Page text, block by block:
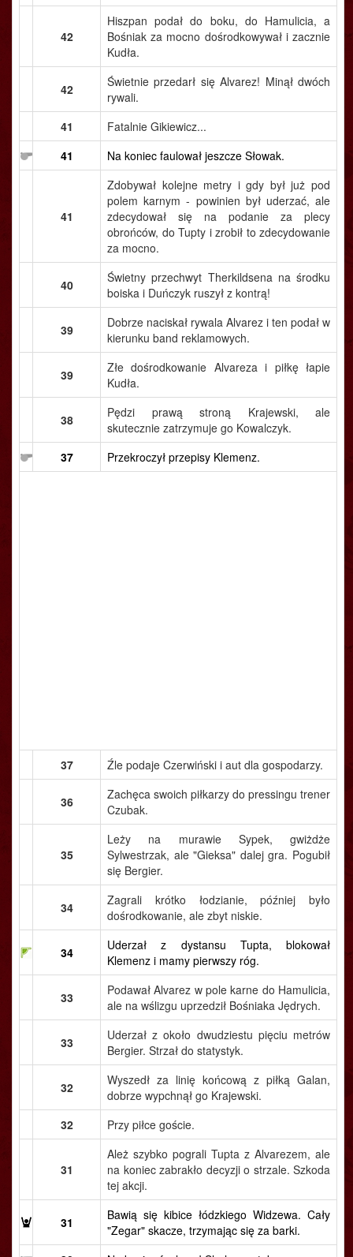
42
Hiszpan podał do boku, do Hamulicia, a
Bośniak za mocno dośrodkowywał i zacznie
Kudła.
42
Świetnie przedarł się Alvarez! Minął dwóch
rywali.
41
Fatalnie Gikiewicz...
41
Na koniec faulował jeszcze Słowak.
41
Zdobywał kolejne metry i gdy był już pod
polem karnym - powinien był uderzać, ale
zdecydował się na podanie za plecy
obrońców, do Tupty i zrobił to zdecydowanie
za mocno.
40
Świetny przechwyt Therkildsena na środku
boiska i Duńczyk ruszył z kontrą!
39
Dobrze naciskał rywala Alvarez i ten podał w
kierunku band reklamowych.
39
Złe dośrodkowanie Alvareza i piłkę łapie
Kudła.
38
Pędzi prawą stroną Krajewski, ale
skutecznie zatrzymuje go Kowalczyk.
37
Przekroczył przepisy Klemenz.
37 Źle podaje Czerwiński i aut dla gospodarzy.
36
Zachęca swoich piłkarzy do pressingu trener
Czubak.
35
Leży na murawie Sypek, gwiżdże
Sylwestrzak, ale "Gieksa" dalej gra. Pogubił
się Bergier.
34
Zagrali krótko łodzianie, później było
dośrodkowanie, ale zbyt niskie.
34
Uderzał z dystansu Tupta, blokował
Klemenz i mamy pierwszy róg.
33
Podawał Alvarez w pole karne do Hamulicia,
ale na wślizgu uprzedził Bośniaka Jędrych.
33
Uderzał z około dwudziestu pięciu metrów
Bergier. Strzał do statystyk.
32
Wyszedł za linię końcową z piłką Galan,
dobrze wypchnął go Krajewski.
32
Przy piłce goście.
31
Ależ szybko pograli Tupta z Alvarezem, ale
na koniec zabrakło decyzji o strzale. Szkoda
tej akcji.
31
Bawią się kibice łódzkiego Widzewa. Cały
"Zegar" skacze, trzymając się za barki.